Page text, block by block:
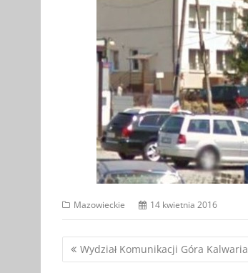
Mazowieckie 14 kwietnia 2016
Nawigacja
Wydział Komunikacji Góra Kalwaria